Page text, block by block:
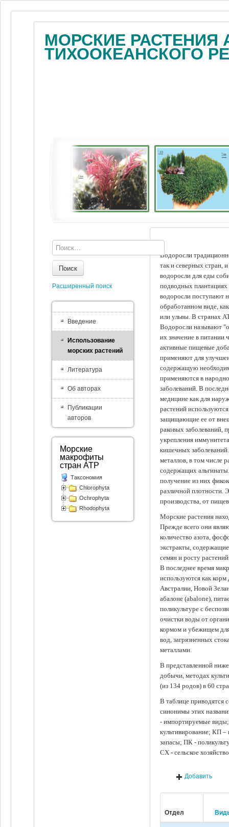
МОРСКИЕ РАСТЕНИЯ
ТИХООКЕАНСКОГО
Водоросли
так и северных стран,
водоросли для еды
подводных
водоросли поступают
обработанном виде,
или ульвы. В странах
Водоросли называют
их значение в питании
активные пищевые
применяют для
содержащую
применяются в
заболеваний. В
медицине как для
растений
защищающие ее от
раковых заболеваний,
укрепления
кишечных
металлов, в том числе
содержащих
получение из них
различной плотности.
производства, от
Морские растения
Прежде всего они
количество азота,
экстракты,
семян и росту
В последнее время
используются как
Австралии, Новой
абалоне (abalone),
поликультуре с
очистки воды от
кормом и убежищем
вод, загрязненных
металлами.
В представленной
добычи, методах
(из 134 родов) в 60
В таблице приводятся
синонимы этих
- импортируемые
культивирование; КП
запасы; ПК -
СХ - сельское
Добавить
Отдел
Поиск
Расширенный поиск
Введение
Использование
морских растений
Литература
Об авторах
Публикации
авторов
Морские
макрофиты
стран АТР
Таксономия
Chlorophyta
Ochrophyta
Rhodophyta